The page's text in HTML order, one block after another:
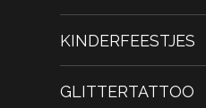
KINDERFEESTJES
GLITTERTATTOO